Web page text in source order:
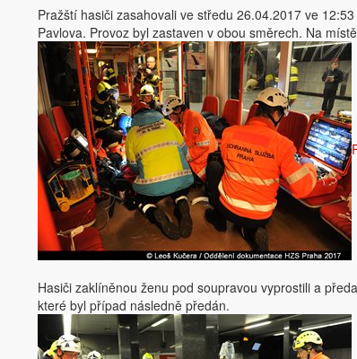
Pražští hasiči zasahovali ve středu 26.04.2017 ve
Pavlova. Provoz byl zastaven v obou směrech. Na
Hasiči zaklíněnou ženu pod soupravou vyprostili a
které byl případ následně předán.